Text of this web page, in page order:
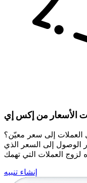
العملات إلى سعر معيّن؟
الوصول إلى السعر الذي
إنشاء تنبيه